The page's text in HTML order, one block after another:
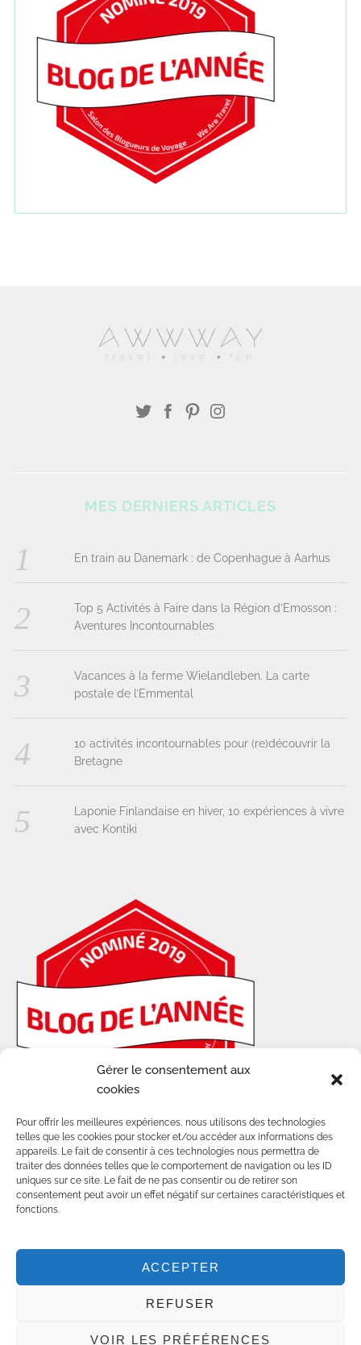
Gérer le consentement aux
cookies
Pour offrir les meilleures expériences, nous utilisons des technologies
telles que les cookies pour stocker et/ou accéder aux informations des
appareils. Le fait de consentir à ces technologies nous permettra de
traiter des données telles que le comportement de navigation ou les ID
uniques sur ce site. Le fait de ne pas consentir ou de retirer son
consentement peut avoir un effet négatif sur certaines caractéristiques et
fonctions.
ACCEPTER
REFUSER
VOIR LES PRÉFÉRENCES
MES DERNIERS ARTICLES
En train au Danemark : de Copenhague à Aarhus
Top 5 Activités à Faire dans la Région d’Emosson :
Aventures Incontournables
Vacances à la ferme Wielandleben. La carte
postale de l’Emmental
10 activités incontournables pour (re)découvrir la
Bretagne
Laponie Finlandaise en hiver, 10 expériences à vivre
avec Kontiki
© 2014-2025 - TOUS DROITS RÉSERVÉS SUR
NOUS CONTACTER : COMMUNITY@AWWWAY.CH
CRÉATION PARAGENCE DIGITALE SMART
IMPACTGENÈVE